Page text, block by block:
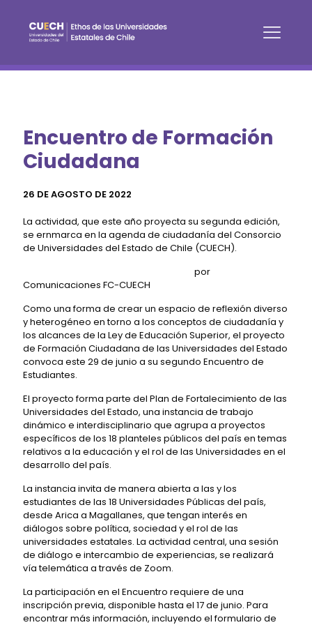
Encuentro de Formación
Ciudadana
26 DE AGOSTO DE 2022
La actividad, que este año proyecta su segunda edición,
se ernmarca en la agenda de ciudadanía del Consorcio
de Universidades del Estado de Chile (CUECH).
por
Comunicaciones FC-CUECH
Como una forma de crear un espacio de reflexión diverso
y heterogéneo en torno a los conceptos de ciudadanía y
los alcances de la Ley de Educación Superior, el proyecto
de Formación Ciudadana de las Universidades del Estado
convoca este 29 de junio a su segundo Encuentro de
Estudiantes.
El proyecto forma parte del Plan de Fortalecimiento de las
Universidades del Estado, una instancia de trabajo
dinámico e interdisciplinario que agrupa a proyectos
específicos de los 18 planteles públicos del país en temas
relativos a la educación y el rol de las Universidades en el
desarrollo del país.
La instancia invita de manera abierta a las y los
estudiantes de las 18 Universidades Públicas del país,
desde Arica a Magallanes, que tengan interés en
diálogos sobre política, sociedad y el rol de las
universidades estatales. La actividad central, una sesión
de diálogo e intercambio de experiencias, se realizará
vía telemática a través de Zoom.
La participación en el Encuentro requiere de una
inscripción previa, disponible hasta el 17 de junio. Para
encontrar más información, incluyendo el formulario de